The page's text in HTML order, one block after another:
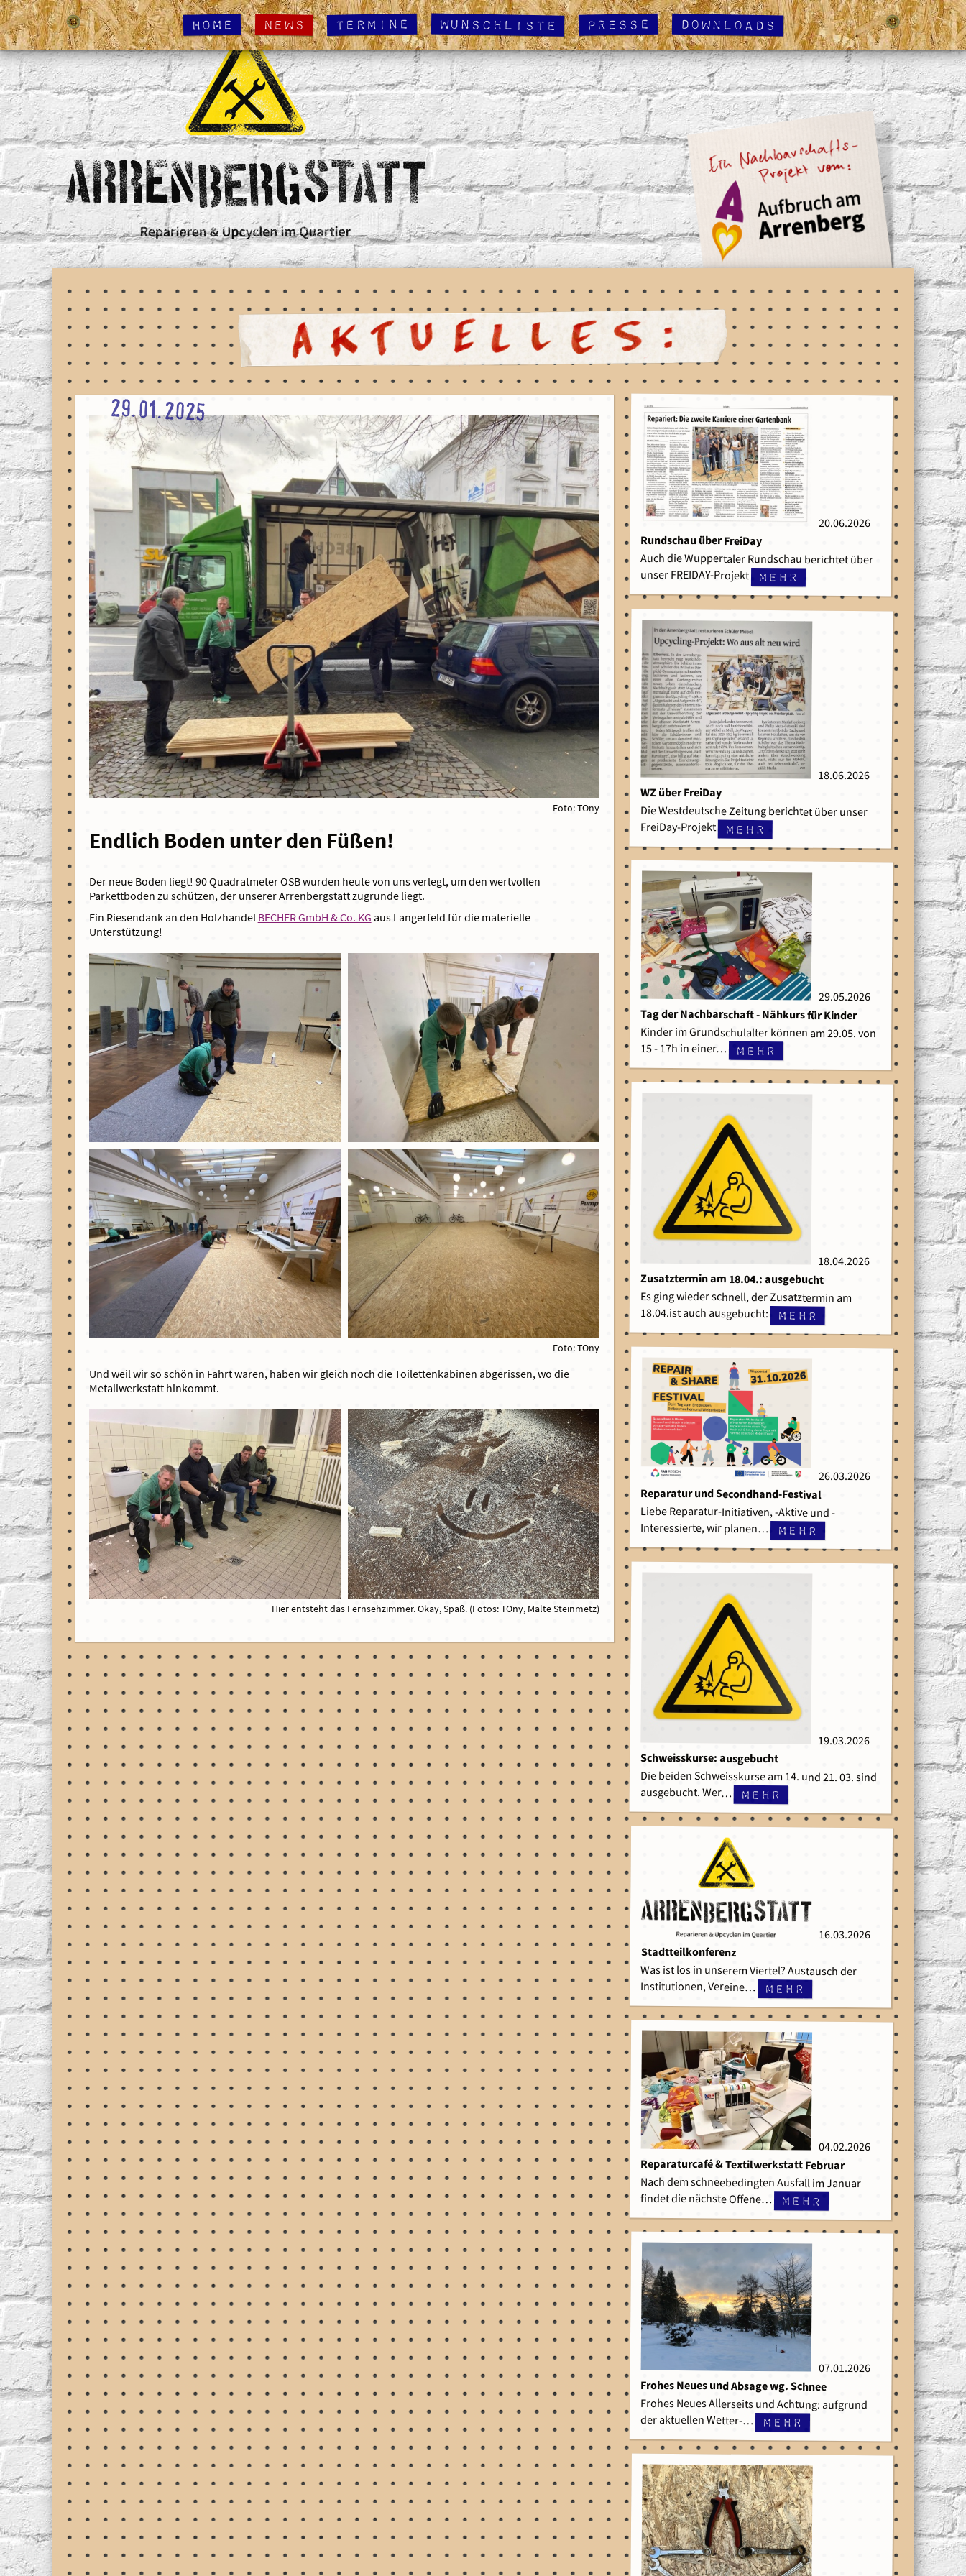
Home News Termine Wunschliste Presse Downloads
29.01.2025
Foto: TOny
Endlich Boden unter den Füßen!
Der neue Boden liegt! 90 Quadratmeter OSB wurden heute von uns verlegt, um den wertvollen
Parkettboden zu schützen, der unserer Arrenbergstatt zugrunde liegt.
Ein Riesendank an den Holzhandel BECHER GmbH & Co. KG aus Langerfeld für die materielle
Unterstützung!
Foto: TOny
Und weil wir so schön in Fahrt waren, haben wir gleich noch die Toilettenkabinen abgerissen, wo die
Metallwerkstatt hinkommt.
Hier entsteht das Fernsehzimmer. Okay, Spaß. (Fotos: TOny, Malte Steinmetz)
20.06.2026
20.06.2026
Rundschau über FreiDay
Auch die Wuppertaler Rundschau berichtet über
unser FREIDAY-Projekt mehr
18.06.2026
18.06.2026
WZ über FreiDay
Die Westdeutsche Zeitung berichtet über unser
FreiDay-Projekt mehr
29.05.2026
29.05.2026
Tag der Nachbarschaft - Nähkurs für Kinder
Kinder im Grundschulalter können am 29.05. von
15 - 17h in einer… mehr
18.04.2026
18.04.2026
Zusatztermin am 18.04.: ausgebucht
Es ging wieder schnell, der Zusatztermin am
18.04.ist auch ausgebucht: mehr
26.03.2026
26.03.2026
Reparatur und Secondhand-Festival
Liebe Reparatur-Initiativen, -Aktive und -
Interessierte, wir planen… mehr
19.03.2026
19.03.2026
Schweisskurse: ausgebucht
Die beiden Schweisskurse am 14. und 21. 03. sind
ausgebucht. Wer… mehr
16.03.2026
16.03.2026
Stadtteilkonferenz
Was ist los in unserem Viertel? Austausch der
Institutionen, Vereine… mehr
04.02.2026
04.02.2026
Reparaturcafé & Textilwerkstatt Februar
Nach dem schneebedingten Ausfall im Januar
findet die nächste Offene… mehr
07.01.2026
07.01.2026
Frohes Neues und Absage wg. Schnee
Frohes Neues Allerseits und Achtung: aufgrund
der aktuellen Wetter-… mehr